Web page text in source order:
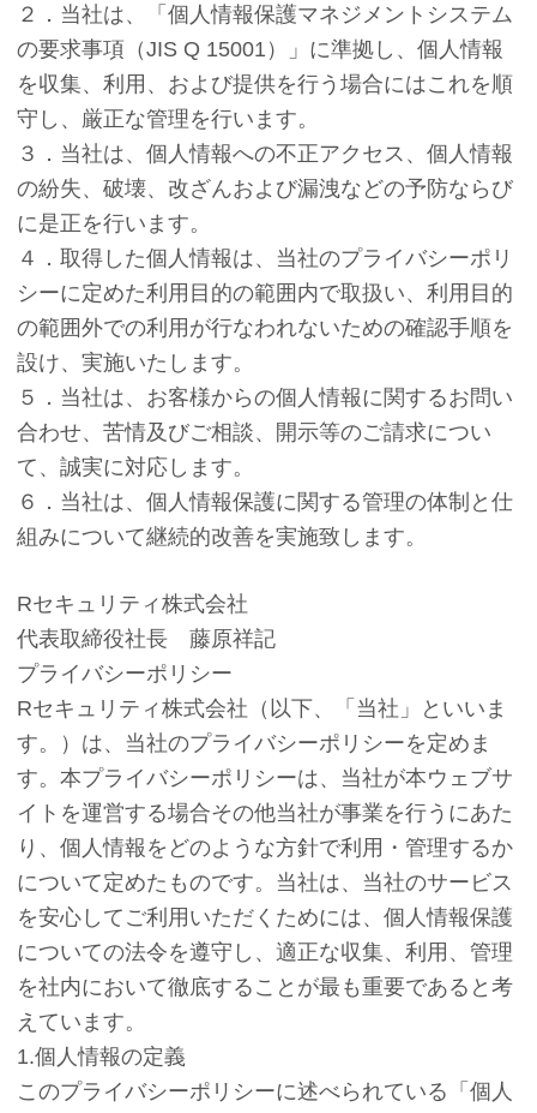
２．当社は、「個人情報保護マネジメントシステム
の要求事項（JIS Q 15001）」に準拠し、個人情報
を収集、利用、および提供を行う場合にはこれを順
守し、厳正な管理を行います。
３．当社は、個人情報への不正アクセス、個人情報
の紛失、破壊、改ざんおよび漏洩などの予防ならび
に是正を行います。
４．取得した個人情報は、当社のプライバシーポリ
シーに定めた利用目的の範囲内で取扱い、利用目的
の範囲外での利用が行なわれないための確認手順を
設け、実施いたします。
５．当社は、お客様からの個人情報に関するお問い
合わせ、苦情及びご相談、開示等のご請求につい
て、誠実に対応します。
６．当社は、個人情報保護に関する管理の体制と仕
組みについて継続的改善を実施致します。
Rセキュリティ株式会社
代表取締役社長 藤原祥記
プライバシーポリシー
Rセキュリティ株式会社（以下、「当社」といいま
す。）は、当社のプライバシーポリシーを定めま
す。本プライバシーポリシーは、当社が本ウェブサ
イトを運営する場合その他当社が事業を行うにあた
り、個人情報をどのような方針で利用・管理するか
について定めたものです。当社は、当社のサービス
を安心してご利用いただくためには、個人情報保護
についての法令を遵守し、適正な収集、利用、管理
を社内において徹底することが最も重要であると考
えています。
1.個人情報の定義
このプライバシーポリシーに述べられている「個人